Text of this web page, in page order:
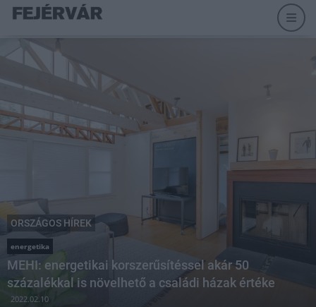
ORSZÁGOS HÍREK
energetika
MEHI: energetikai korszerűsítéssel akár 50
százalékkal is növelhető a családi házak értéke
2022.02.10